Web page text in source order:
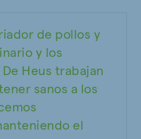
de pollos y
y los
Heus trabajan
sanos a los
el